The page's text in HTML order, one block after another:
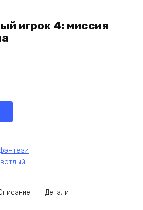
игрок 4: миссия
Детали